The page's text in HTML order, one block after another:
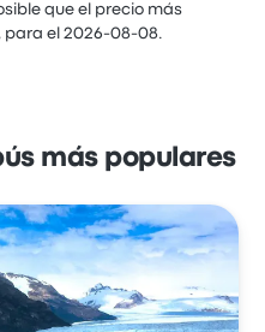
que el precio más
para el 2026-08-08.
más populares